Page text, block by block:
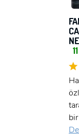
E-
Şifre:
Ad
E-